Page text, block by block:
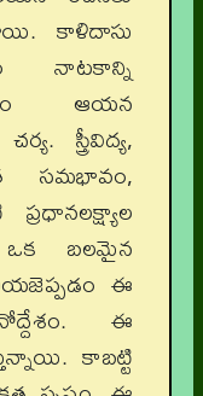
కాళిదాసు
నాటకాన్ని
ఆయన
స్త్రీవిద్య,
సమభావం,
బలమైన
ఈ
ఈ
కాబట్టి